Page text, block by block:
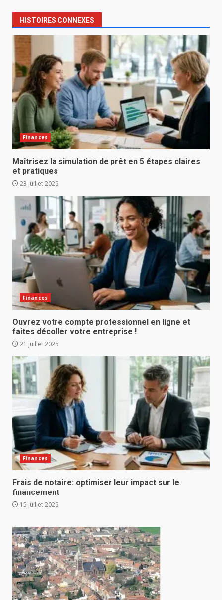
HISTOIRES CONNEXES
Finances
Maîtrisez la simulation de prêt en 5 étapes claires
et pratiques
23 juillet 2026
Finances
Ouvrez votre compte professionnel en ligne et
faites décoller votre entreprise !
21 juillet 2026
Finances
Frais de notaire: optimiser leur impact sur le
financement
15 juillet 2026